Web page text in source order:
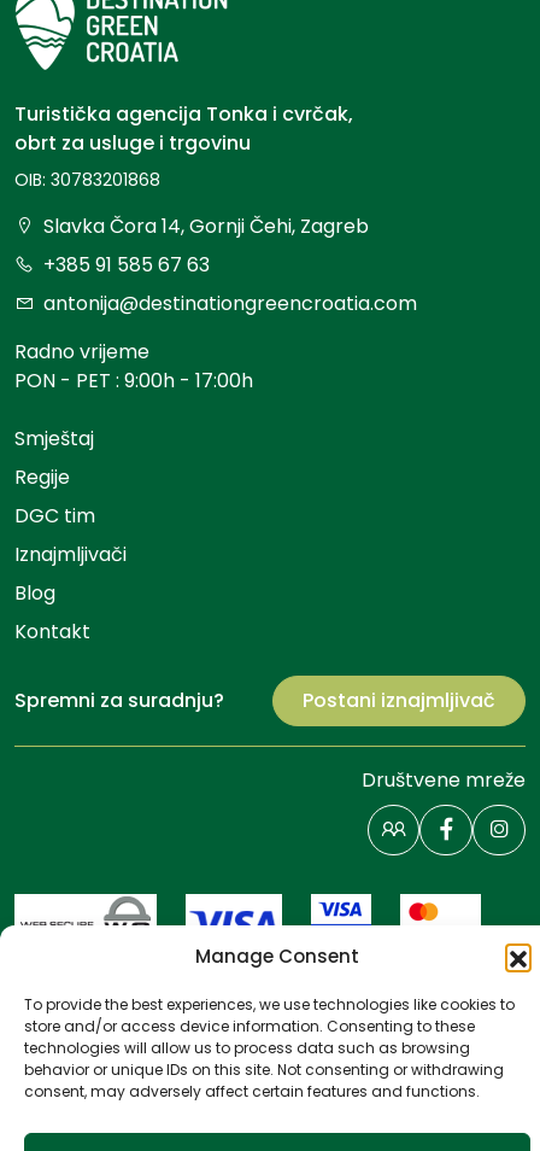
Manage Consent
To provide the best experiences, we use technologies like cookies to
store and/or access device information. Consenting to these
technologies will allow us to process data such as browsing
behavior or unique IDs on this site. Not consenting or withdrawing
consent, may adversely affect certain features and functions.
Turistička agencija Tonka i cvrčak,
obrt za usluge i trgovinu
OIB: 30783201868
Slavka Čora 14, Gornji Čehi, Zagreb
+385 91 585 67 63
antonija@destinationgreencroatia.com
Radno vrijeme
PON - PET : 9:00h - 17:00h
Smještaj
Regije
DGC tim
Iznajmljivači
Blog
Kontakt
Spremni za suradnju? Postani iznajmljivač
Društvene mreže
Prijava vlasnika